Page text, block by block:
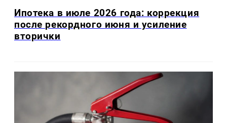
Ипотека в июле 2026 года: коррекция
после рекордного июня и усиление
вторички